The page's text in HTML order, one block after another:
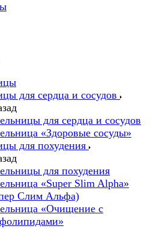
для сердца и сосудов
для сердца и сосудов
«Здоровые сосуды»
для похудения
для похудения
«Super Slim Alpha»
Слим Альфа)
«Очищение с